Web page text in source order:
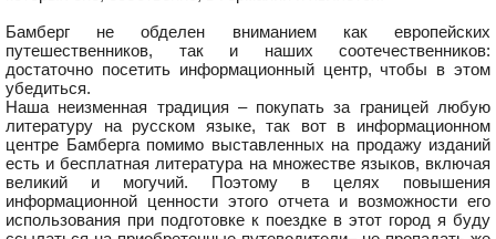
Бамберг не обделен вниманием как европейских
путешественников, так и наших соотечественников:
достаточно посетить информационный центр, чтобы в этом
убедиться.
Наша неизменная традиция – покупать за границей любую
литературу на русском языке, так вот в информационном
центре Бамберга помимо выставленных на продажу изданий
есть и бесплатная литература на множестве языков, включая
великий и могучий. Поэтому в целях повышения
информационной ценности этого отчета и возможности его
использования при подготовке к поездке в этот город я буду